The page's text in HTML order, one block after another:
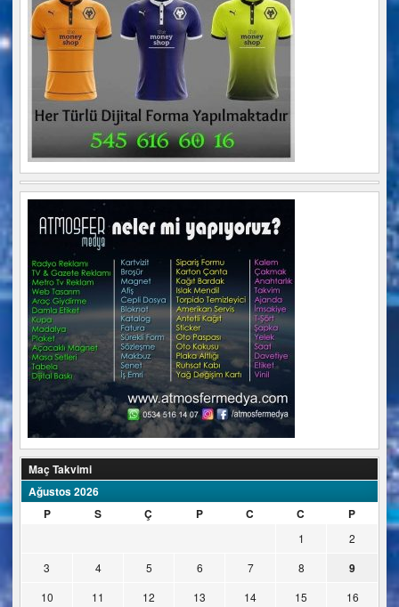
Maç Takvimi
Ağustos 2026
P
S Ç P C C P
1
2
3
4 5 6 7 8 9
10 11 12 13 14 15
16